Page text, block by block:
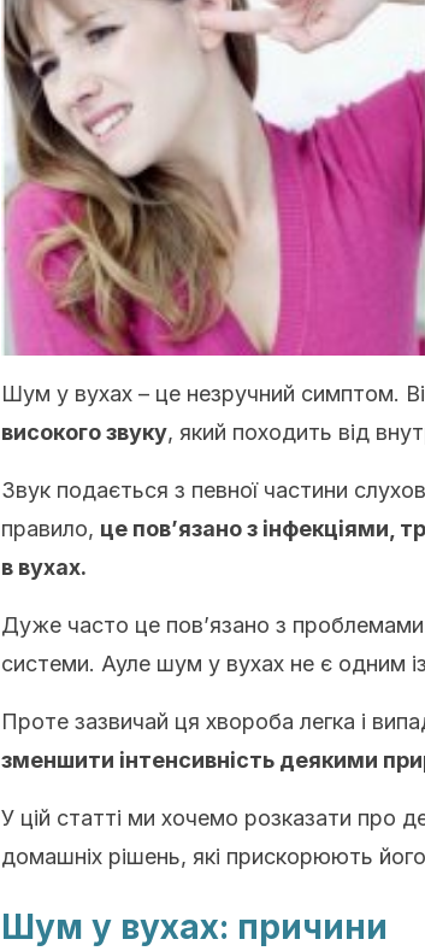
Шум у вухах – це незручний симптом.
високого звуку, який походить від
Звук подається з певної частини
правило, це пов’язано з інфекціями,
в вухах.
Дуже часто це пов’язано з
системи. Ауле шум у вухах не є одним
Проте зазвичай ця хвороба легка і
зменшити інтенсивність деякими
У цій статті ми хочемо розказати про
домашніх рішень, які прискорюють його
Шум у вухах: причини